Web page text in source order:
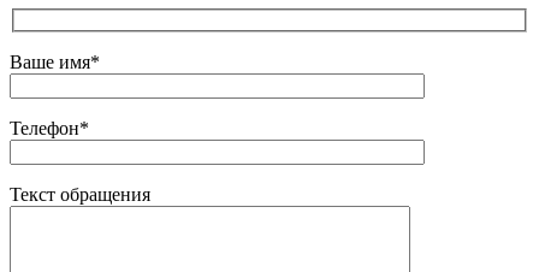
Ваше имя*
Телефон*
Текст обращения